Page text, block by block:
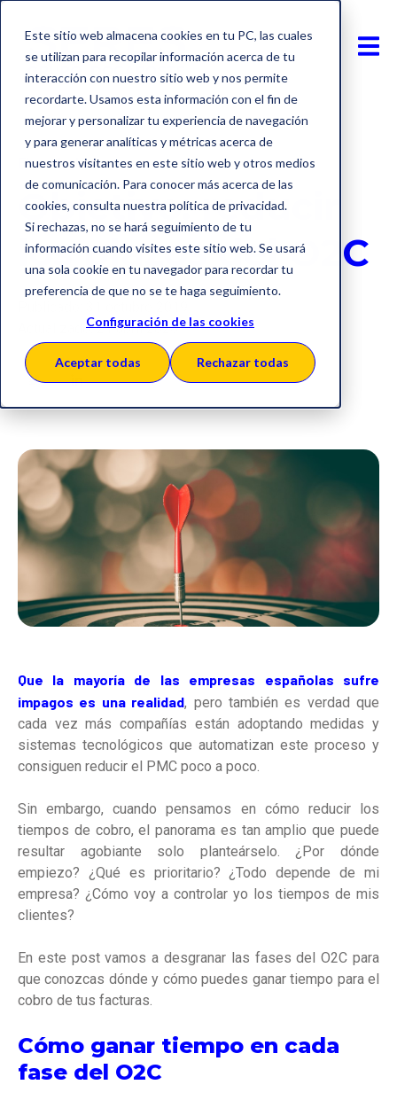
Este sitio web almacena cookies en tu PC, las cuales
se utilizan para recopilar información acerca de tu
interacción con nuestro sitio web y nos permite
recordarte. Usamos esta información con el fin de
mejorar y personalizar tu experiencia de navegación
y para generar analíticas y métricas acerca de
nuestros visitantes en este sitio web y otros medios
de comunicación. Para conocer más acerca de las
cookies, consulta nuestra política de privacidad.
Si rechazas, no se hará seguimiento de tu
información cuando visites este sitio web. Se usará
una sola cookie en tu navegador para recordar tu
preferencia de que no se te haga seguimiento.
Configuración de las cookies
Aceptar todas Rechazar todas
Financiación
Objetivo: reducir
los plazos del O2C
Actualizado: 21 abril 2026
Que la mayoría de las empresas españolas sufre
impagos es una realidad, pero también es verdad que
cada vez más compañías están adoptando medidas y
sistemas tecnológicos que automatizan este proceso y
consiguen reducir el PMC poco a poco.
Sin embargo, cuando pensamos en cómo reducir los
tiempos de cobro, el panorama es tan amplio que puede
resultar agobiante solo planteárselo. ¿Por dónde
empiezo? ¿Qué es prioritario? ¿Todo depende de mi
empresa? ¿Cómo voy a controlar yo los tiempos de mis
clientes?
En este post vamos a desgranar las fases del O2C para
que conozcas dónde y cómo puedes ganar tiempo para el
cobro de tus facturas.
Cómo ganar tiempo en cada
fase del O2C